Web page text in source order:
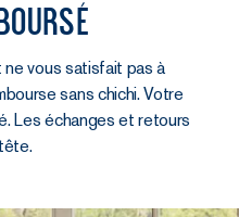
ne vous satisfait pas à
sans chichi. Votre
Les échanges et retours